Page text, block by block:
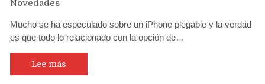
Novedades
Mucho se ha especulado sobre un iPhone plegable y la verdad
es que todo lo relacionado con la opción de…
Lee más